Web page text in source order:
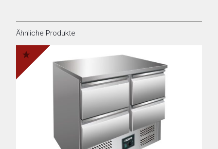
Ähnliche Produkte